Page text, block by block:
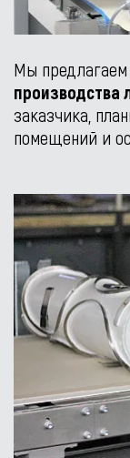
Мы предлагаем
производства
заказчика,
помещений и